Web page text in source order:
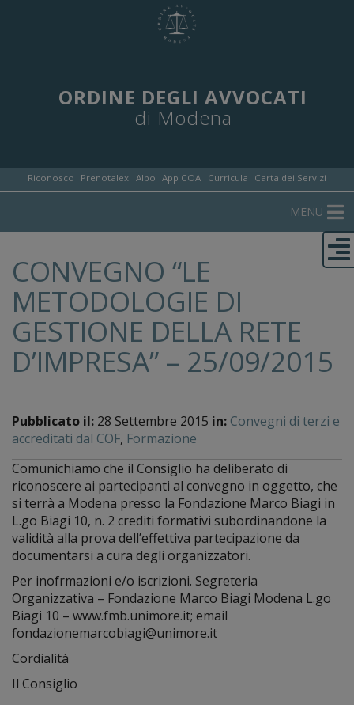
ORDINE DEGLI AVVOCATI
di Modena
Riconosco Prenotalex Albo App COA Curricula Carta dei Servizi
MENU
CONVEGNO “LE
METODOLOGIE DI
GESTIONE DELLA RETE
D’IMPRESA” – 25/09/2015
Pubblicato il: 28 Settembre 2015 in: Convegni di terzi e
accreditati dal COF, Formazione
Comunichiamo che il Consiglio ha deliberato di
riconoscere ai partecipanti al convegno in oggetto, che
si terrà a Modena presso la Fondazione Marco Biagi in
L.go Biagi 10, n. 2 crediti formativi subordinandone la
validità alla prova dell’effettiva partecipazione da
documentarsi a cura degli organizzatori.
Per inofrmazioni e/o iscrizioni. Segreteria
Organizzativa – Fondazione Marco Biagi Modena L.go
Biagi 10 – www.fmb.unimore.it; email
fondazionemarcobiagi@unimore.it
Cordialità
Il Consiglio